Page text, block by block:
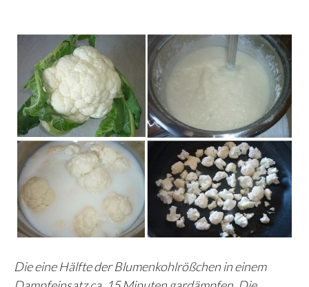
Die eine Hälfte der Blumenkohlrößchen in einem